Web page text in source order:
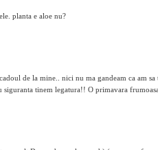
planta e aloe nu?
de la mine.. nici nu ma gandeam ca am sa
siguranta tinem legatura!! O primavara